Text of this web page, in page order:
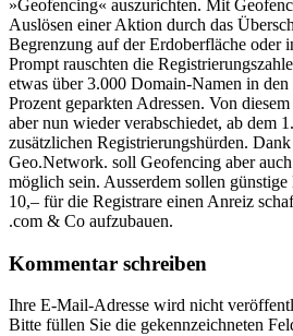
»Geofencing« auszurichten. Mit
Auslösen einer Aktion durch das
Begrenzung auf der Erdoberfläche oder
Prompt rauschten die
etwas über 3.000 Domain-Namen in
Prozent geparkten Adressen. Von
aber nun wieder verabschiedet, ab dem
zusätzlichen Registrierungshürden.
Geo.Network. soll Geofencing aber
möglich sein. Ausserdem sollen
10,– für die Registrare einen Anreiz
.com & Co aufzubauen.
Kommentar schreiben
Ihre E-Mail-Adresse wird nicht
Bitte füllen Sie die gekennzeichneten